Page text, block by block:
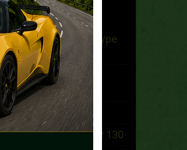
BILLETS
Elite 1960 et Lotus Type
d'une Lotus
mariage
Tiger Cat Seven
White 1974 ELan +2 130